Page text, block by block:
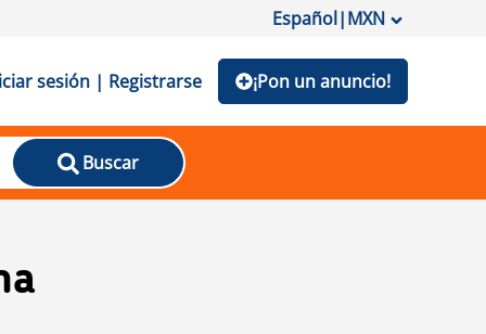
Español|MXN
sesión | Registrarse ¡Pon un anuncio!
Buscar